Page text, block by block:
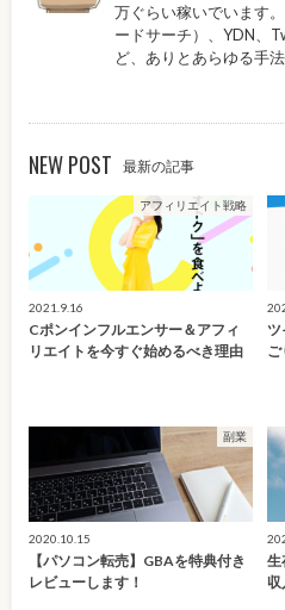
万ぐらい稼いでいます
ードサーチ）、YDN、
ど、ありとあらゆる手
NEW POST 最新の記事
アフィリエイト戦略
2021.9.16
Cポンインフルエンサー＆アフィ
リエイトを今すぐ始めるべき理由
ツ
副業
2020.10.15
【パソコン転売】GBAを特典付き
レビューします！
生
収